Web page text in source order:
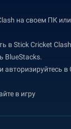
на своем ПК
в Stick Cricket
BlueStacks.
авторизируйтесь в
в игру